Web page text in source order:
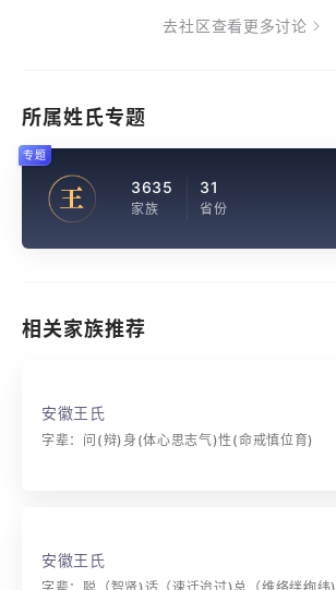
去社区查看更多讨论
所属姓氏专题
王 3635
家族
31
省份
专题
相关家族推荐
安徽王氏
字辈：问(辩)身(体心思志气)性(命戒慎位育)
安徽王氏